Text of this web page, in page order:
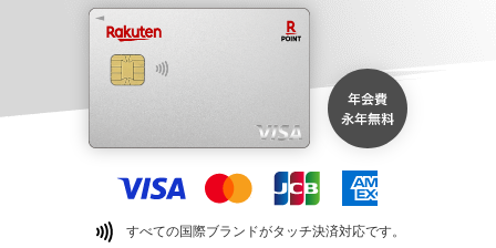
すべての国際ブランドがタッチ決済対応です。